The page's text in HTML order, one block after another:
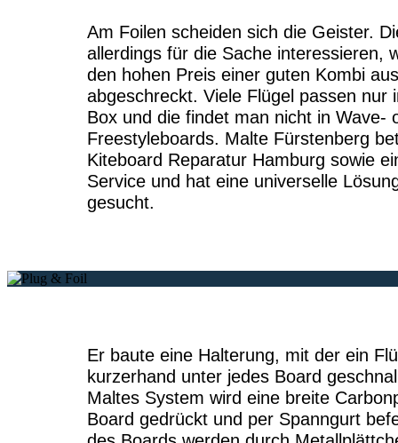
Am Foilen scheiden sich die Geister.
allerdings für die Sache interessieren,
den hohen Preis einer guten Kombi
abgeschreckt. Viele Flügel passen nur
Box und die findet man nicht in Wave-
Freestyleboards. Malte Fürstenberg
Kiteboard Reparatur Hamburg sowie
Service und hat eine universelle
gesucht.
Er baute eine Halterung, mit der ein
kurzerhand unter jedes Board
Maltes System wird eine breite
Board gedrückt und per Spanngurt